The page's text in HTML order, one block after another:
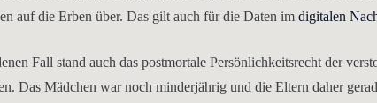
auf die Erben über. Das gilt auch für die Daten im digitalen
Fall stand auch das postmortale Persönlichkeitsrecht der
Das Mädchen war noch minderjährig und die Eltern daher